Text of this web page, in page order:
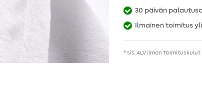
30 päivän
Ilmainen toimitus
* sis. ALV ilman Toimituskulut